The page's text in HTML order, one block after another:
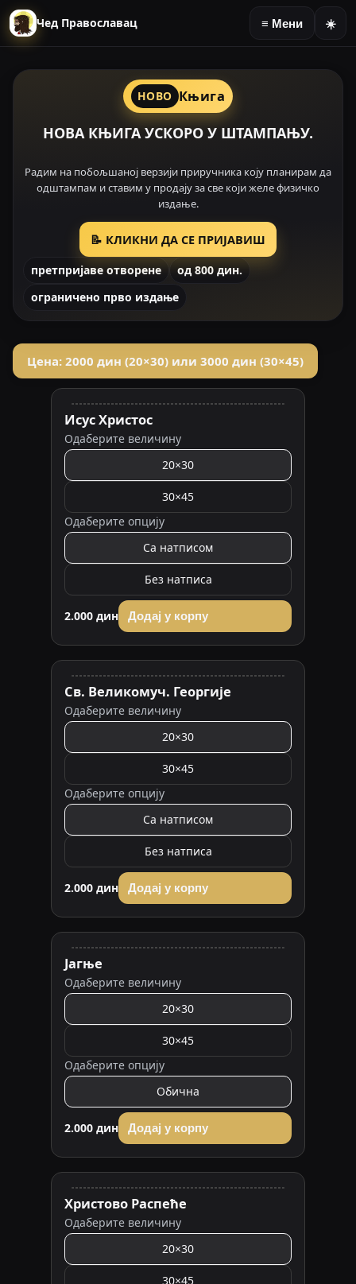
Чед Православац ≡ Мени ☀️
НОВО Књига
НОВА КЊИГА УСКОРО У ШТАМПАЊУ.
Радим на побољшаној верзији приручника коју планирам да
одштампам и ставим у продају за све који желе физичко
издање.
📝 КЛИКНИ ДА СЕ ПРИЈАВИШ
претпријаве отворене
од 800 дин.
ограничено прво издање
Цена: 2000 дин (20×30) или 3000 дин (30×45)
Исус Христос
Одаберите величину
20×30
30×45
Одаберите опцију
Са натписом
Без натписа
2.000 дин Додај у корпу
Св. Великомуч. Георгије
Одаберите величину
20×30
30×45
Одаберите опцију
Са натписом
Без натписа
2.000 дин Додај у корпу
Јагње
Одаберите величину
20×30
30×45
Одаберите опцију
Обична
2.000 дин Додај у корпу
Христово Распеће
Одаберите величину
20×30
30×45